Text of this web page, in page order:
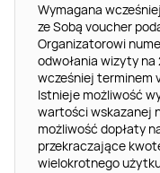
Wymagana
ze Sobą voucher
Organizatorowi
odwołania wizyty na
wcześniej terminem
Istnieje możliwość
wartości wskazanej
możliwość dopłaty
przekraczające
wielokrotnego